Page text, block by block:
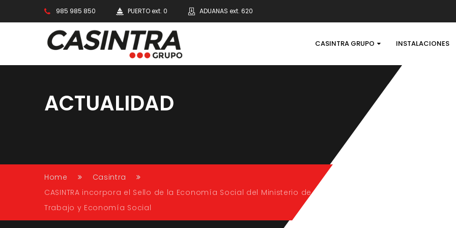
985 985 850 PUERTO ext. 0 ADUANAS ext. 620
CASINTRA GRUPO INSTALACIONES
ACTUALIDAD
Home
Casintra
CASINTRA incorpora el Sello de la Economía Social del Ministerio de
Trabajo y Economía Social